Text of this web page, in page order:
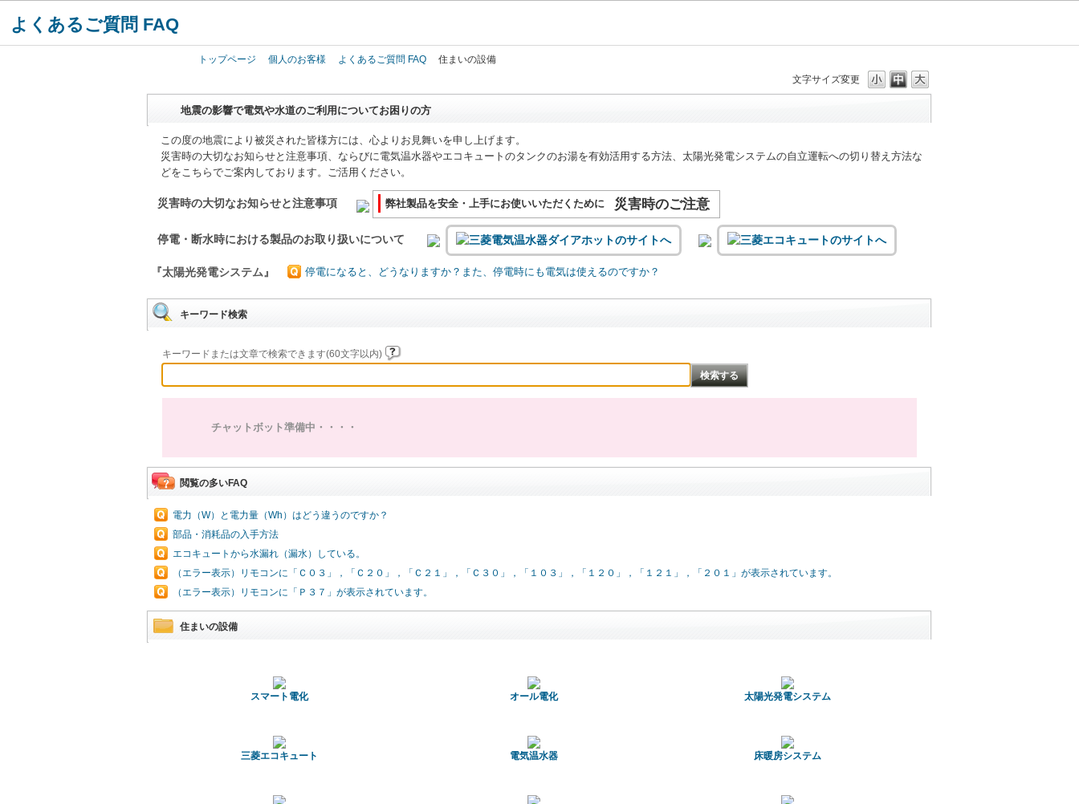
よくあるご質問 FAQ
トップページ 個人のお客様 よくあるご質問 FAQ
住まいの設備
文字サイズ変更
地震の影響で電気や水道のご利用についてお困りの方
この度の地震により被災された皆様方には、心よりお見舞いを申し上げます。
災害時の大切なお知らせと注意事項、ならびに電気温水器やエコキュートのタンクのお湯を有効活用する方法、太陽光発電システムの自立運転への切り替え方法な
どをこちらでご案内しております。ご活用ください。
災害時の大切なお知らせと注意事項 弊社製品を安全・上手にお使いいただくために 災害時のご注意
停電・断水時における製品のお取り扱いについて
『太陽光発電システム』 停電になると、どうなりますか？また、停電時にも電気は使えるのですか？
キーワード検索
キーワードまたは文章で検索できます(60文字以内)
チャットボット準備中・・・・
閲覧の多いFAQ
電力（W）と電力量（Wh）はどう違うのですか？
部品・消耗品の入手方法
エコキュートから水漏れ（漏水）している。
（エラー表示）リモコンに「Ｃ０３」，「Ｃ２０」，「Ｃ２１」，「Ｃ３０」，「１０３」，「１２０」，「１２１」，「２０１」が表示されています。
（エラー表示）リモコンに「Ｐ３７」が表示されています。
住まいの設備
スマート電化 オール電化 太陽光発電システム
三菱エコキュート 電気温水器 床暖房システム